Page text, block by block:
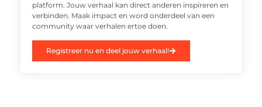
platform. Jouw verhaal kan direct anderen inspireren en
verbinden. Maak impact en word onderdeel van een
community waar verhalen ertoe doen.
Registreer nu en deel jouw verhaal!